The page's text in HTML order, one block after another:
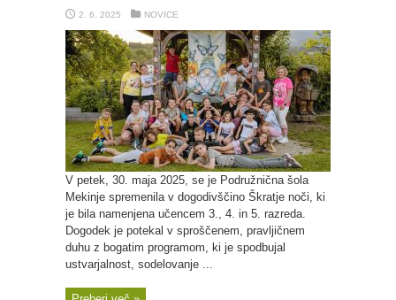
2. 6. 2025 NOVICE
V petek, 30. maja 2025, se je Podružnična šola
Mekinje spremenila v dogodivščino Škratje noči, ki
je bila namenjena učencem 3., 4. in 5. razreda.
Dogodek je potekal v sproščenem, pravljičnem
duhu z bogatim programom, ki je spodbujal
ustvarjalnost, sodelovanje ...